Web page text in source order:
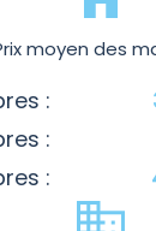
moyen des
:
:
: